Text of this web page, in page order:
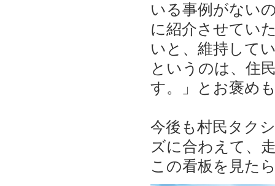
いる事例がない
に紹介させてい
いと、維持して
というのは、住
す。」とお褒め
今後も村民タク
ズに合わえて、
この看板を見た